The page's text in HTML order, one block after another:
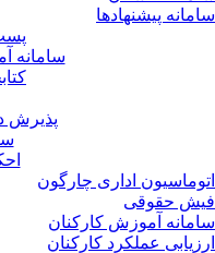
پیشنهادها
سامانه
پذیرش
اداری چارگون
حقوقی
آموزش کارکنان
عملکرد کارکنان